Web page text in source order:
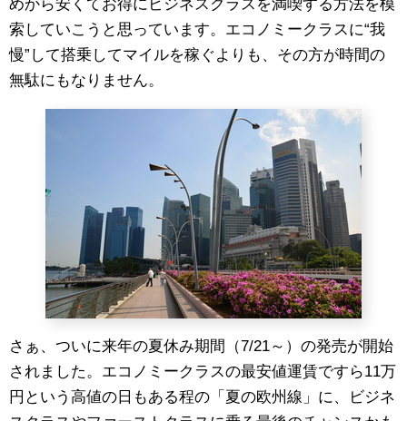
めから安くてお得にビジネスクラスを満喫する方法を模
索していこうと思っています。エコノミークラスに“我
慢”して搭乗してマイルを稼ぐよりも、その方が時間の
無駄にもなりません。
さぁ、ついに来年の夏休み期間（7/21～）の発売が開始
されました。エコノミークラスの最安値運賃ですら11万
円という高値の日もある程の「夏の欧州線」に、ビジネ